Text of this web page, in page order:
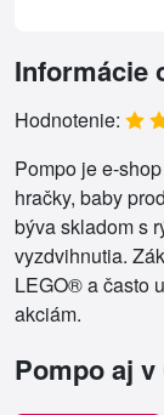
Informácie
Hodnotenie:
Pompo je
hračky, baby
býva skladom s
vyzdvihnutia.
LEGO® a často
akciám.
Pompo aj v